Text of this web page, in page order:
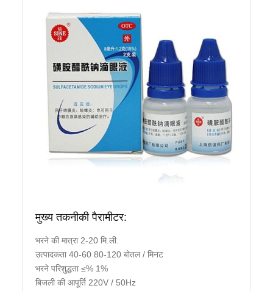
मुख्य तकनीकी पैरामीटर:
भरने की मात्रा 2-20 मि.ली.
उत्पादकता 40-60 80-120 बोतल / मिनट
भरने परिशुद्धता ≤% 1%
बिजली की आपूर्ति 220V / 50Hz